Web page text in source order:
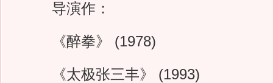
导演作：
《醉拳》 (1978)
《太极张三丰》 (1993)